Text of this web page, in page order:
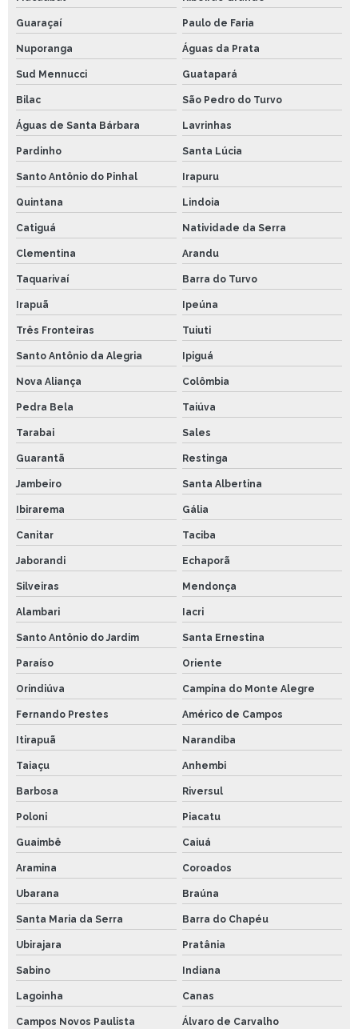
Guaraçaí Paulo de Faria
Nuporanga Águas da Prata
Sud Mennucci Guatapará
Bilac São Pedro do Turvo
Águas de Santa Bárbara Lavrinhas
Pardinho Santa Lúcia
Santo Antônio do Pinhal Irapuru
Quintana Lindoia
Catiguá Natividade da Serra
Clementina Arandu
Taquarivaí Barra do Turvo
Irapuã Ipeúna
Três Fronteiras Tuiuti
Santo Antônio da Alegria Ipiguá
Nova Aliança Colômbia
Pedra Bela Taiúva
Tarabai Sales
Guarantã Restinga
Jambeiro Santa Albertina
Ibirarema Gália
Canitar Taciba
Jaborandi Echaporã
Silveiras Mendonça
Alambari Iacri
Santo Antônio do Jardim Santa Ernestina
Paraíso Oriente
Orindiúva Campina do Monte Alegre
Fernando Prestes Américo de Campos
Itirapuã Narandiba
Taiaçu Anhembi
Barbosa Riversul
Poloni Piacatu
Guaimbê Caiuá
Aramina Coroados
Ubarana Braúna
Santa Maria da Serra Barra do Chapéu
Ubirajara Pratânia
Sabino Indiana
Lagoinha Canas
Campos Novos Paulista Álvaro de Carvalho